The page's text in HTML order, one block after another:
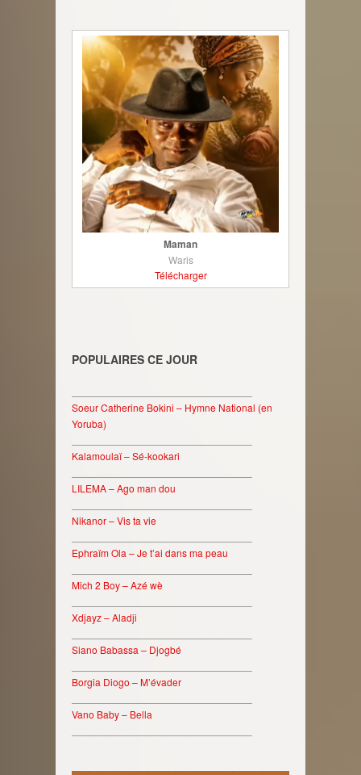
Maman
Waris
Télécharger
POPULAIRES CE JOUR
Soeur Catherine Bokini – Hymne National (en
Yoruba)
Kalamoulaï – Sé-kookari
LILEMA – Ago man dou
Nikanor – Vis ta vie
Ephraïm Ola – Je t’ai dans ma peau
Mich 2 Boy – Azé wè
Xdjayz – Aladji
Siano Babassa – Djogbé
Borgia Diogo – M’évader
Vano Baby – Bella